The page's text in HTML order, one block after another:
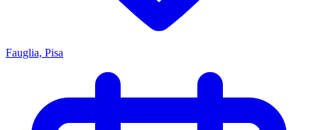
Fauglia, Pisa